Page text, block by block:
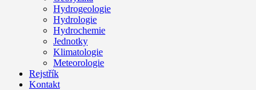
Hydrogeologie
Hydrologie
Hydrochemie
Jednotky
Klimatologie
Meteorologie
Rejstřík
Kontakt